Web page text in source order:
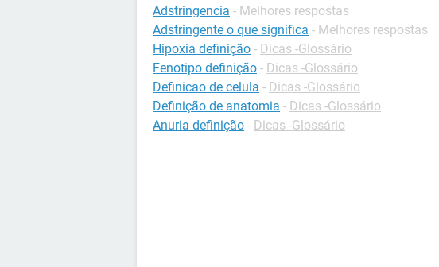
Adstringencia - Melhores respostas
Adstringente o que significa - Melhores respostas
Hipoxia definição - Dicas -Glossário
Fenotipo definição - Dicas -Glossário
Definicao de celula - Dicas -Glossário
Definição de anatomia - Dicas -Glossário
Anuria definição - Dicas -Glossário